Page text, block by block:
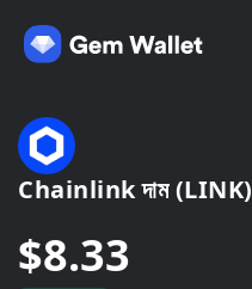
Chainlink দাম (LINK)
$8.33